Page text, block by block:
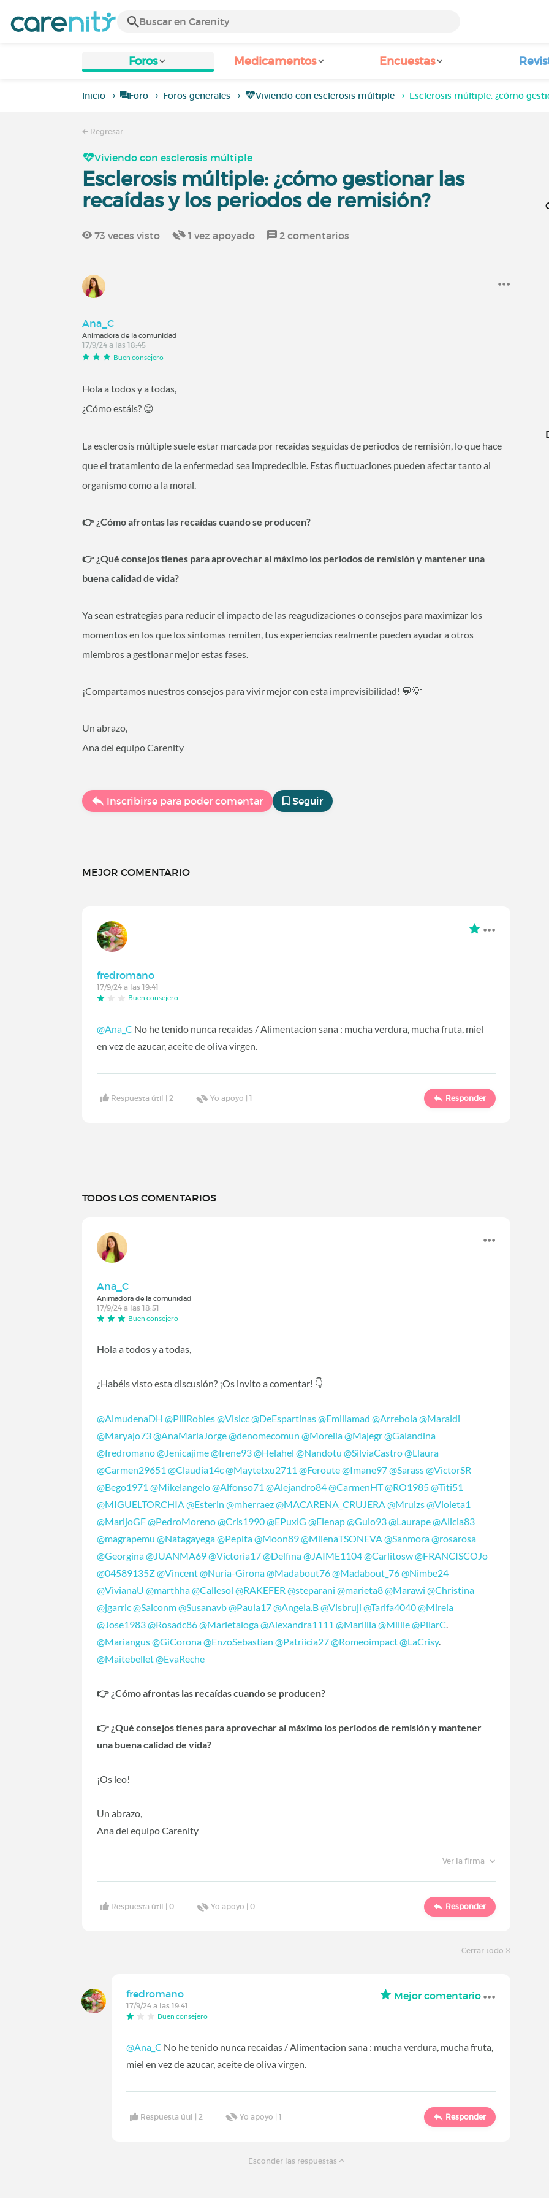
Foros Medicamentos Encuestas
Inicio Foro Foros generales Viviendo con esclerosis múltiple Esclerosis múltiple: ¿cómo
Regresar
Viviendo con esclerosis múltiple
Esclerosis múltiple: ¿cómo gestionar las
recaídas y los periodos de remisión?
73 veces visto 1 vez apoyado 2 comentarios
Ana_C
Animadora de la comunidad
17/9/24 a las 18:45
Buen consejero
Hola a todos y a todas,
¿Cómo estáis? 😊
La esclerosis múltiple suele estar marcada por recaídas seguidas de periodos de remisión, lo que hace
que el tratamiento de la enfermedad sea impredecible. Estas fluctuaciones pueden afectar tanto al
organismo como a la moral.
👉 ¿Cómo afrontas las recaídas cuando se producen?
👉 ¿Qué consejos tienes para aprovechar al máximo los periodos de remisión y mantener una
buena calidad de vida?
Ya sean estrategias para reducir el impacto de las reagudizaciones o consejos para maximizar los
momentos en los que los síntomas remiten, tus experiencias realmente pueden ayudar a otros
miembros a gestionar mejor estas fases.
¡Compartamos nuestros consejos para vivir mejor con esta imprevisibilidad! 💬💡
Un abrazo,
Ana del equipo Carenity
Inscribirse para poder comentar Seguir
MEJOR COMENTARIO
fredromano
17/9/24 a las 19:41
Buen consejero
@Ana_C No he tenido nunca recaidas / Alimentacion sana : mucha verdura, mucha fruta, miel
en vez de azucar, aceite de oliva virgen.
Respuesta útil |2 Yo apoyo |1 Responder
TODOS LOS COMENTARIOS
Ana_C
Animadora de la comunidad
17/9/24 a las 18:51
Buen consejero
Hola a todos y a todas,
¿Habéis visto esta discusión? ¡Os invito a comentar! 👇
@AlmudenaDH @PiliRobles@Visicc@DeEspartinas@Emiliamad @Arrebola@Maraldi
@Maryajo73@AnaMariaJorge@denomecomun @Moreila@Majegr@Galandina
@fredromano@Jenicajime@Irene93@Helahel @Nandotu @SilviaCastro@Llaura
@Carmen29651 @Claudia14c@Maytetxu2711 @Feroute@Imane97@Sarass@VictorSR
@Bego1971 @Mikelangelo@Alfonso71 @Alejandro84@CarmenHT@RO1985@Titi51
@MIGUELTORCHIA@Esterin @mherraez@MACARENA_CRUJERA@Mruizs@Violeta1
@MarijoGF@PedroMoreno@Cris1990@EPuxiG @Elenap@Guio93@Laurape@Alicia83
@magrapemu @Natagayega@Pepita@Moon89@MilenaTSONEVA@Sanmora@rosarosa
@Georgina@JUANMA69@Victoria17@Delfina@JAIME1104@Carlitosw@FRANCISCOJo
@04589135Z@Vincent@Nuria-Girona@Madabout76@Madabout_76@Nimbe24
@VivianaU @marthha@Callesol @RAKEFER @steparani @marieta8@Marawi @Christina
@jgarric@Salconm@Susanavb@Paula17@Angela.B@Visbruji @Tarifa4040@Mireia
@Jose1983@Rosadc86@Marietaloga@Alexandra1111 @Mariiiia@Millie@PilarC.
@Mariangus@GiCorona@EnzoSebastian @Patriicia27@Romeoimpact@LaCrisy.
@Maitebellet@EvaReche
👉 ¿Cómo afrontas las recaídas cuando se producen?
👉 ¿Qué consejos tienes para aprovechar al máximo los periodos de remisión y mantener
una buena calidad de vida?
¡Os leo!
Un abrazo,
Ana del equipo Carenity
Ver la firma
Respuesta útil |0 Yo apoyo |0 Responder
Cerrar todo
fredromano
17/9/24 a las 19:41
Buen consejero
Mejor comentario
@Ana_C No he tenido nunca recaidas / Alimentacion sana : mucha verdura, mucha fruta,
miel en vez de azucar, aceite de oliva virgen.
Respuesta útil |2 Yo apoyo |1 Responder
Esconder las respuestas